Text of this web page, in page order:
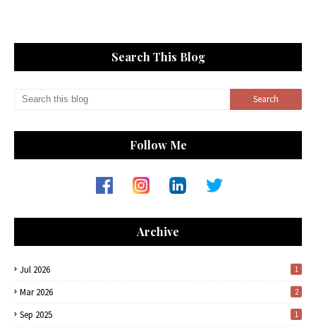
Search This Blog
Follow Me
Archive
Jul 2026 1
Mar 2026 2
Sep 2025 1